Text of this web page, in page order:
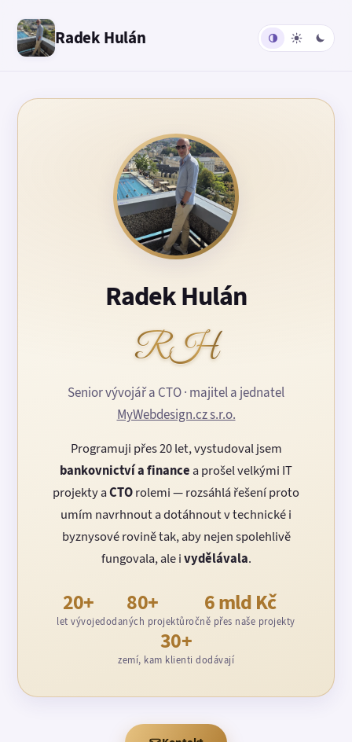
Radek Hulán
Radek Hulán
RH
Senior vývojář a CTO · majitel a jednatel
MyWebdesign.cz s.r.o.
Programuji přes 20 let, vystudoval jsem
bankovnictví a finance a prošel velkými IT
projekty aCTOrolemi — rozsáhlá řešení proto
umím navrhnout a dotáhnout v technické i
byznysové rovině tak, aby nejen spolehlivě
fungovala, ale ivydělávala.
20+
let vývoje
80+
dodaných projektů
6 mld Kč
ročně přes naše projekty
30+
zemí, kam klienti dodávají